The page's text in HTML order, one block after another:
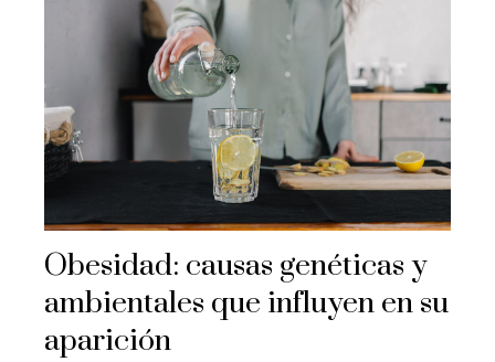
Obesidad: causas genéticas y
ambientales que influyen en su
aparición